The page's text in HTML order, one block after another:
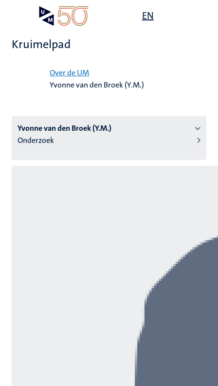
EN
Kruimelpad
Over de UM
Yvonne van den Broek (Y.M.)
Yvonne van den Broek (Y.M.)
Onderzoek